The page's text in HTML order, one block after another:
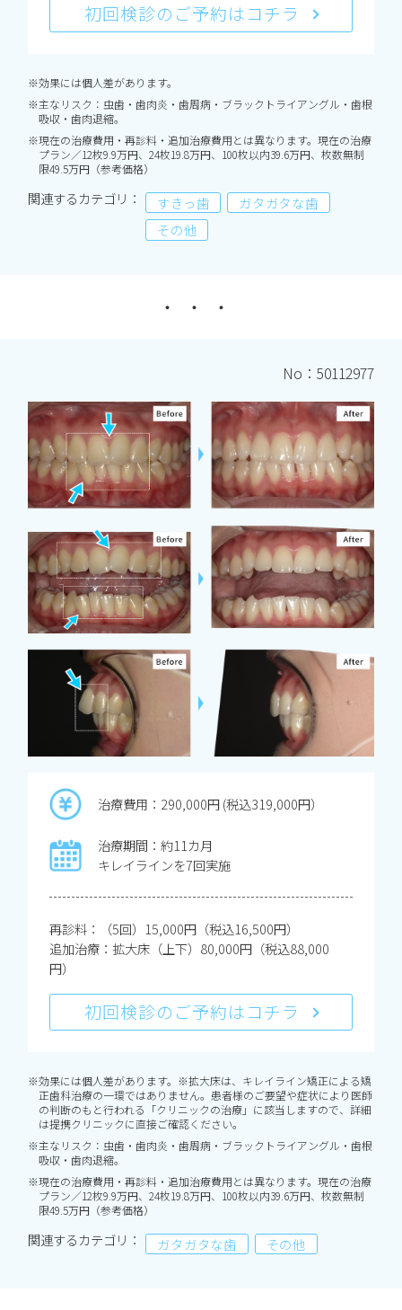
初回検診のご予約はコチラ
※効果には個人差があります。
※主なリスク：虫歯・歯肉炎・歯周病・ブラックトライアングル・歯根
吸収・歯肉退縮。
※現在の治療費用・再診料・追加治療費用とは異なります。現在の治療
プラン／12枚9.9万円、24枚19.8万円、100枚以内39.6万円、枚数無制
限49.5万円（参考価格）
関連するカテゴリ： すきっ歯
ガタガタな歯
その他
No：50112977
治療費用：290,000円 (税込319,000円）
治療期間：約11カ月
キレイラインを7回実施
再診料：（5回）15,000円（税込16,500円）
追加治療：拡大床（上下）80,000円（税込88,000
円）
初回検診のご予約はコチラ
※効果には個人差があります。※拡大床は、キレイライン矯正による矯
正歯科治療の一環ではありません。患者様のご要望や症状により医師
の判断のもと行われる「クリニックの治療」に該当しますので、詳細
は提携クリニックに直接ご確認ください。
※主なリスク：虫歯・歯肉炎・歯周病・ブラックトライアングル・歯根
吸収・歯肉退縮。
※現在の治療費用・再診料・追加治療費用とは異なります。現在の治療
プラン／12枚9.9万円、24枚19.8万円、100枚以内39.6万円、枚数無制
限49.5万円（参考価格）
関連するカテゴリ： ガタガタな歯 その他